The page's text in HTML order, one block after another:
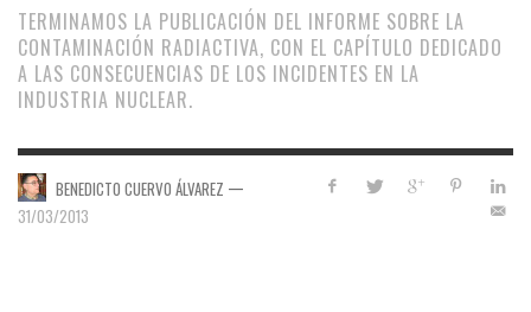
TERMINAMOS LA PUBLICACIÓN DEL INFORME SOBRE LA
CONTAMINACIÓN RADIACTIVA, CON EL CAPÍTULO DEDICADO
A LAS CONSECUENCIAS DE LOS INCIDENTES EN LA
INDUSTRIA NUCLEAR.
BENEDICTO CUERVO ÁLVAREZ —
31/03/2013